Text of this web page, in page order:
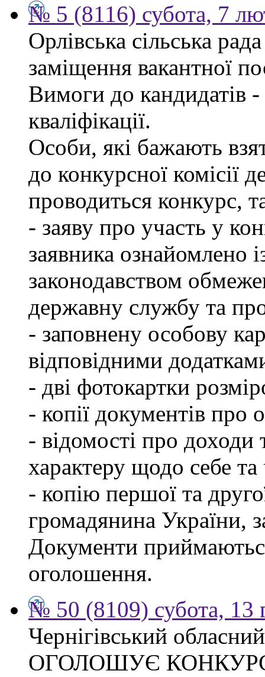
№ 5 (8116) субота, 7
Орлівська сільська
заміщення вакантної
Вимоги до кандидатів -
кваліфікації.
Особи, які бажають
до конкурсної комісії
проводиться конкурс,
- заяву про участь у
заявника ознайомлено
законодавством
державну службу та
- заповнену особову
відповідними
- дві фотокартки
- копії документів про
- відомості про доходи
характеру щодо себе та
- копію першої та
громадянина України,
Документи
оголошення.
№ 50 (8109) субота, 13
Чернігівський
ОГОЛОШУЄ